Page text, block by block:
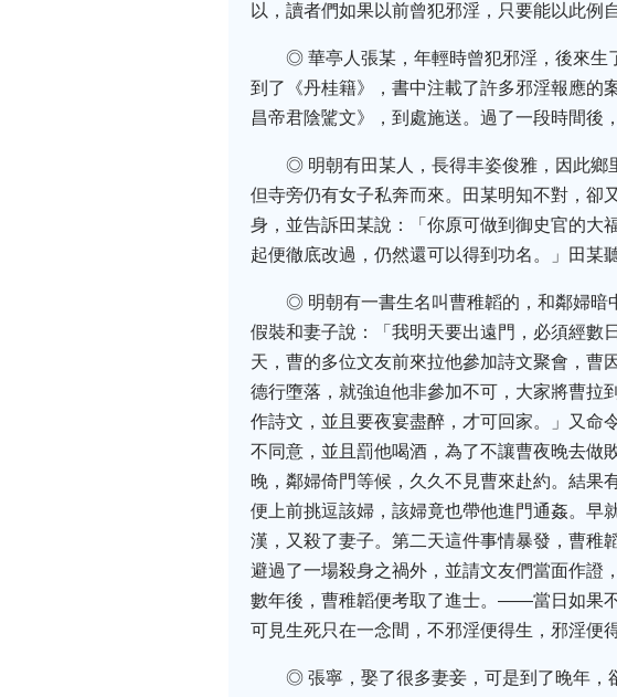
以，讀者們如果以前曾犯邪淫，只要能以此例
◎ 華亭人張某，年輕時曾犯邪淫，後來生
到了《丹桂籍》，書中注載了許多邪淫報應的
昌帝君陰騭文》，到處施送。過了一段時間後
◎ 明朝有田某人，長得丰姿俊雅，因此鄉
但寺旁仍有女子私奔而來。田某明知不對，卻
身，並告訴田某說：「你原可做到御史官的大
起便徹底改過，仍然還可以得到功名。」田某
◎ 明朝有一書生名叫曹稚韜的，和鄰婦暗
假裝和妻子說：「我明天要出遠門，必須經數
天，曹的多位文友前來拉他參加詩文聚會，曹
德行墮落，就強迫他非參加不可，大家將曹拉
作詩文，並且要夜宴盡醉，才可回家。」又命
不同意，並且罰他喝酒，為了不讓曹夜晚去做
晚，鄰婦倚門等候，久久不見曹來赴約。結果
便上前挑逗該婦，該婦竟也帶他進門通姦。早
漢，又殺了妻子。第二天這件事情暴發，曹稚
避過了一場殺身之禍外，並請文友們當面作證
數年後，曹稚韜便考取了進士。——當日如果
可見生死只在一念間，不邪淫便得生，邪淫便
◎ 張寧，娶了很多妻妾，可是到了晚年，